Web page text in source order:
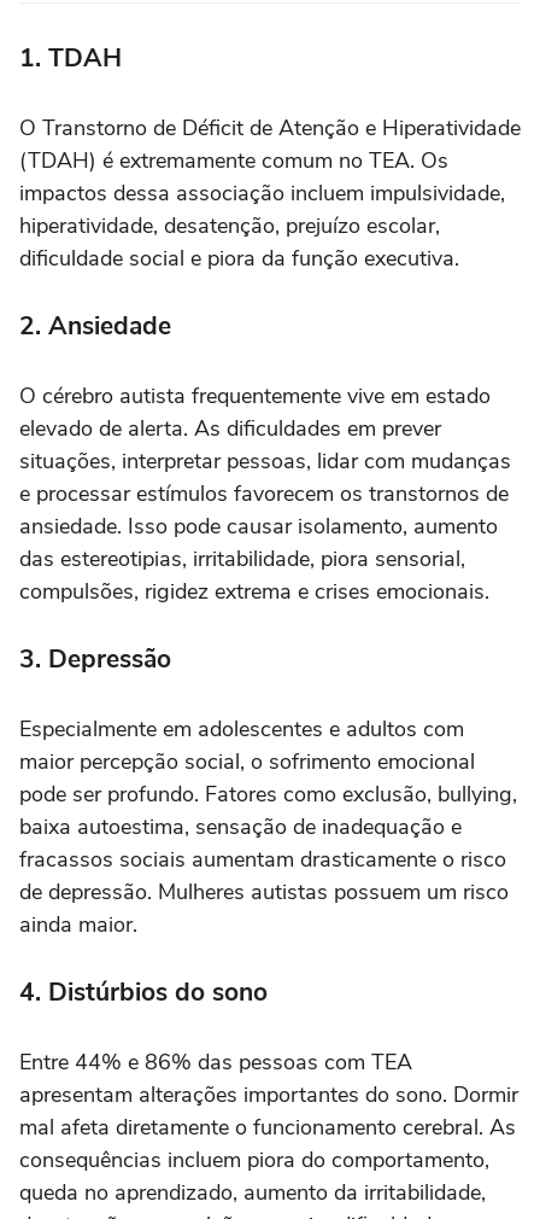
1. TDAH
O Transtorno de Déficit de Atenção e Hiperatividade
(TDAH) é extremamente comum no TEA. Os
impactos dessa associação incluem impulsividade,
hiperatividade, desatenção, prejuízo escolar,
dificuldade social e piora da função executiva.
2. Ansiedade
O cérebro autista frequentemente vive em estado
elevado de alerta. As dificuldades em prever
situações, interpretar pessoas, lidar com mudanças
e processar estímulos favorecem os transtornos de
ansiedade. Isso pode causar isolamento, aumento
das estereotipias, irritabilidade, piora sensorial,
compulsões, rigidez extrema e crises emocionais.
3. Depressão
Especialmente em adolescentes e adultos com
maior percepção social, o sofrimento emocional
pode ser profundo. Fatores como exclusão, bullying,
baixa autoestima, sensação de inadequação e
fracassos sociais aumentam drasticamente o risco
de depressão. Mulheres autistas possuem um risco
ainda maior.
4. Distúrbios do sono
Entre 44% e 86% das pessoas com TEA
apresentam alterações importantes do sono. Dormir
mal afeta diretamente o funcionamento cerebral. As
consequências incluem piora do comportamento,
queda no aprendizado, aumento da irritabilidade,